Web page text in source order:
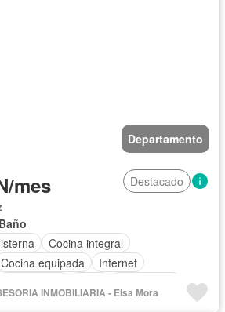
Departamento
mes
Destacado
Cocina integral
Cocina equipada
Internet
Conserje
INMOBILIARIA - Elsa Mora